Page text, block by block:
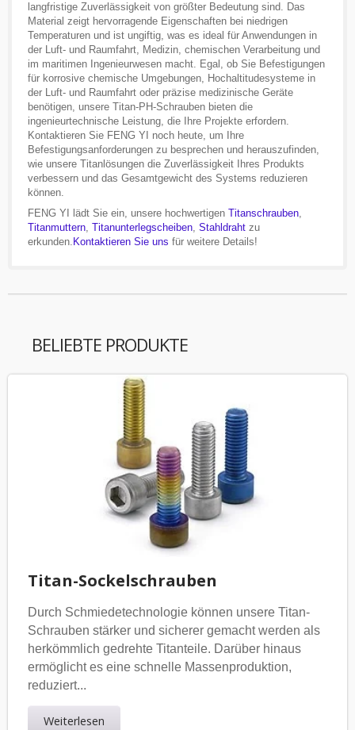
langfristige Zuverlässigkeit von größter Bedeutung sind. Das
Material zeigt hervorragende Eigenschaften bei niedrigen
Temperaturen und ist ungiftig, was es ideal für Anwendungen in
der Luft- und Raumfahrt, Medizin, chemischen Verarbeitung und
im maritimen Ingenieurwesen macht. Egal, ob Sie Befestigungen
für korrosive chemische Umgebungen, Hochaltitudesysteme in
der Luft- und Raumfahrt oder präzise medizinische Geräte
benötigen, unsere Titan-PH-Schrauben bieten die
ingenieurtechnische Leistung, die Ihre Projekte erfordern.
Kontaktieren Sie FENG YI noch heute, um Ihre
Befestigungsanforderungen zu besprechen und herauszufinden,
wie unsere Titanlösungen die Zuverlässigkeit Ihres Produkts
verbessern und das Gesamtgewicht des Systems reduzieren
können.
FENG YI lädt Sie ein, unsere hochwertigen Titanschrauben,
Titanmuttern, Titanunterlegscheiben, Stahldraht zu
erkunden. Kontaktieren Sie uns für weitere Details!
BELIEBTE PRODUKTE
Titan-Sockelschrauben
Durch Schmiedetechnologie können unsere Titan-
Schrauben stärker und sicherer gemacht werden als
herkömmlich gedrehte Titanteile. Darüber hinaus
ermöglicht es eine schnelle Massenproduktion,
reduziert...
Weiterlesen